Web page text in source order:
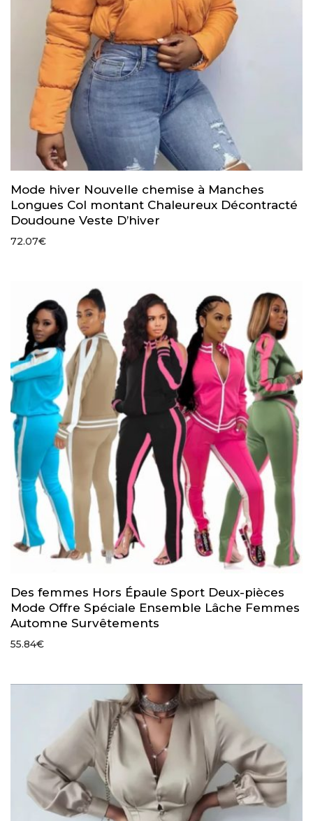
Mode hiver Nouvelle chemise à Manches
Longues Col montant Chaleureux Décontracté
Doudoune Veste D’hiver
72.07€
Des femmes Hors Épaule Sport Deux-pièces
Mode Offre Spéciale Ensemble Lâche Femmes
Automne Survêtements
55.84€